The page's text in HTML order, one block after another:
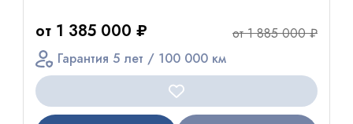
от 1 385 000 ₽
от 1 885 000 ₽
Гарантия 5 лет / 100 000 км